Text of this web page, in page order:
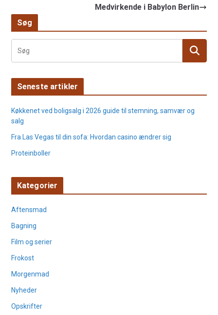
Medvirkende i Babylon Berlin
Søg
Seneste artikler
Køkkenet ved boligsalg i 2026 guide til stemning, samvær og
salg
Fra Las Vegas til din sofa: Hvordan casino ændrer sig
Proteinboller
Kategorier
Aftensmad
Bagning
Film og serier
Frokost
Morgenmad
Nyheder
Opskrifter